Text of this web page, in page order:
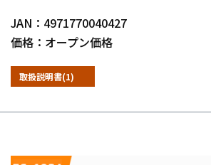
JAN：4971770040427
価格：オープン価格
取扱説明書(1)